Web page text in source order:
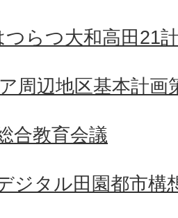
つらつ大和高田21
周辺地区基本計画
合教育会議
ジタル田園都市構